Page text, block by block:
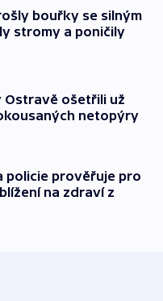
bouřky se silným
stromy a poničily
Ostravě ošetřili už
netopýry
policie prověřuje pro
na zdraví z